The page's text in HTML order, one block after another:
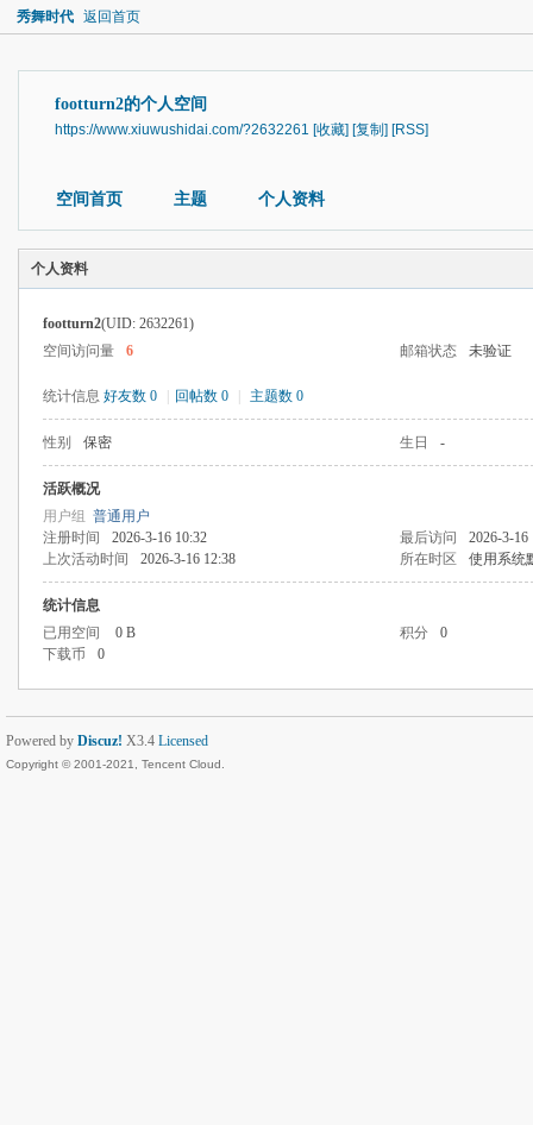
秀舞时代 返回首页
footturn2的个人空间
https://www.xiuwushidai.com/?2632261 [收藏] [复制] [RSS]
空间首页 主题 个人资料
个人资料
footturn2(UID: 2632261)
空间访问量
6 邮箱状态 未验证
统计信息 好友数 0 回帖数 0 主题数 0
性别 保密 生日 -
活跃概况
用户组 普通用户
注册时间
2026-3-16 10:32 最后访问
2026-3-16
上次活动时间
2026-3-16 12:38 所在时区 使用系统
统计信息
已用空间
0 B 积分
0
下载币
0
Powered by Discuz! X3.4 Licensed
Copyright © 2001-2021, Tencent Cloud.